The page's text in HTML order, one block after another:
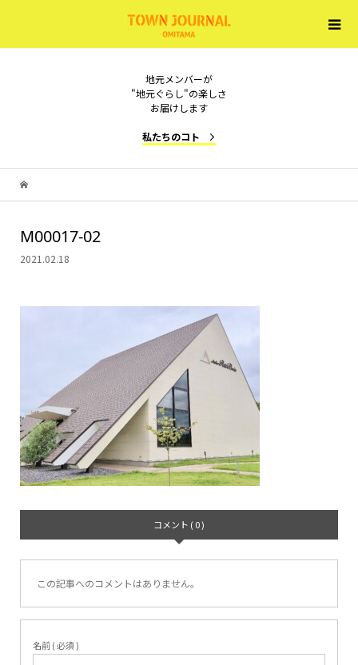
地元メンバーが
"地元ぐらし"の楽しさ
お届けします
私たちのコト
M00017-02
2021.02.18
コメント ( 0 )
この記事へのコメントはありません。
名前 ( 必須 )